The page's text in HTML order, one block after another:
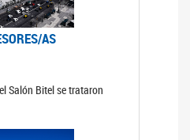
AS
Salón Bitel se trataron